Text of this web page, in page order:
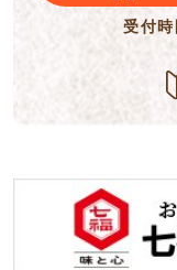
受付